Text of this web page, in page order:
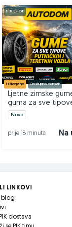
PIK SHOP
Izdvojeno Dostupno odmah
Ljetne zimske
guma za sve
vozila - AUTODOM
Novo
Na
prije 18 minuta
LINKOVI
blog
dostava